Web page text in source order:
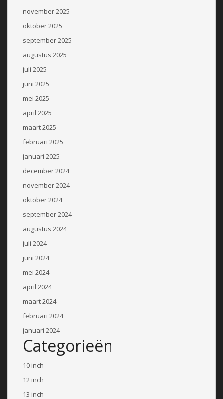
november 2025
oktober 2025
september 2025
augustus 2025
juli 2025
juni 2025
mei 2025
april 2025
maart 2025
februari 2025
januari 2025
december 2024
november 2024
oktober 2024
september 2024
augustus 2024
juli 2024
juni 2024
mei 2024
april 2024
maart 2024
februari 2024
januari 2024
Categorieën
10 inch
12 inch
13 inch